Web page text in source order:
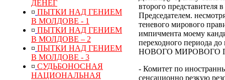
ДЕНЕГ
¤ ПЫТКИ НАД ГЕНИЕМ
В МОЛДОВЕ - 1
¤ ПЫТКИ НАД ГЕНИЕМ
В МОЛДОВЕ – 2
¤ ПЫТКИ НАД ГЕНИЕМ
В МОЛДОВЕ - 3
¤ СУДЬБОНОСНАЯ
НАЦИОНАЛЬНАЯ
второго представителя
Председателем.
теневого мирового
импичмента моему
переходного
НОВОГО МИРОВОГО
- Комитет по
сенсационно резкую